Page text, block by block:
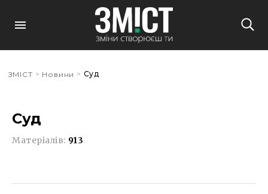
ЗМІСТ > Новини > Суд
Суд
Матеріалів: 913